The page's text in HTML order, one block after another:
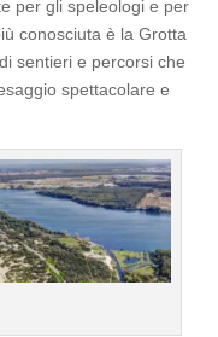
per gli speleologi e per
conosciuta è la Grotta
sentieri e percorsi che
spettacolare e